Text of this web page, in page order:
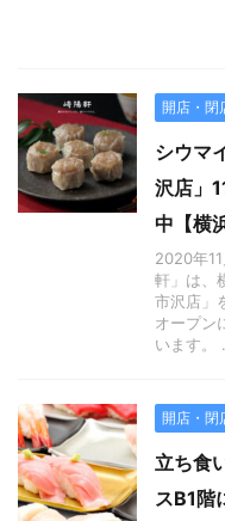
開店・閉
シウマ
沢店」
中【横
2020年
軒」は、
市沢店」
オープン
います。
開店・閉
立ち食
スB1階